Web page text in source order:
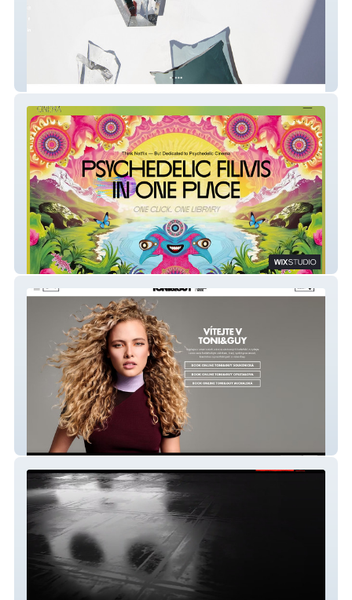
ADELA HAVELKOVA
Psychedelic cinema
TONI&GUY CZECH